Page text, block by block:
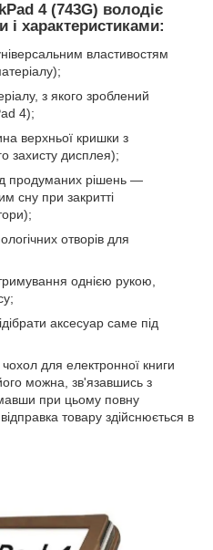
4 (743G) володіє
характеристиками:
властивостям
з якого зроблений
4);
верхньої кришки з
захисту дисплея);
продуманих рішень —
сну при закритті
отворів для
однією рукою,
аксесуар саме під
для електронної книги
можна, зв'язавшись з
при цьому повну
товару здійснюється в